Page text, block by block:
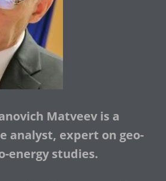
Matveev is a
analyst, expert on geo-
energy studies.